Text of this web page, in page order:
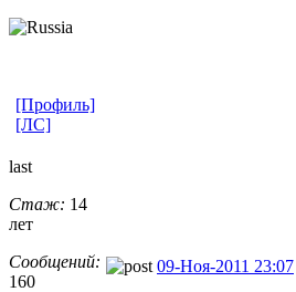
[Профиль]
[ЛС]
last
Стаж: 14
лет
Сообщений:
160
09-Ноя-2011 23:07